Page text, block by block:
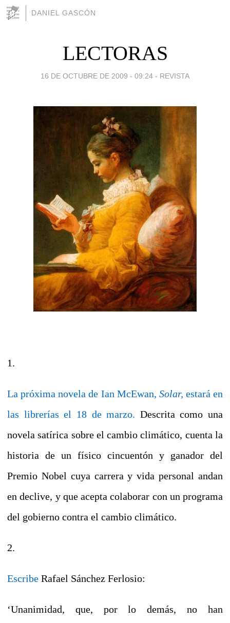
DANIEL GASCÓN
LECTORAS
16 DE OCTUBRE DE 2009 - 09:24 - REVISTA
1.
La próxima novela de Ian McEwan, Solar, estará en
las librerías el 18 de marzo. Descrita como una
novela satírica sobre el cambio climático, cuenta la
historia de un físico cincuentón y ganador del
Premio Nobel cuya carrera y vida personal andan
en declive, y que acepta colaborar con un programa
del gobierno contra el cambio climático.
2.
Escribe Rafael Sánchez Ferlosio:
‘Unanimidad, que, por lo demás, no han